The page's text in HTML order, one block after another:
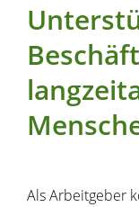
Als Arbeitgeber